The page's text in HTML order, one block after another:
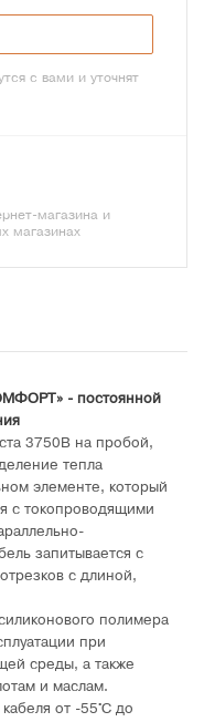
с вами и уточнят
магазина и
магазинах
- постоянной
3750В на пробой,
тепла
элементе, который
с токопроводящими
запитывается с
с длиной,
полимера
при
среды, а также
и маслам.
от -55°C до